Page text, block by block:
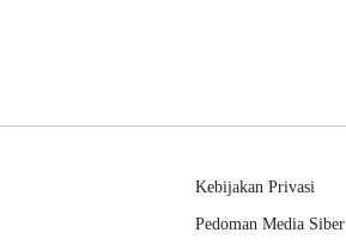
Kebijakan Privasi
Pedoman Media Siber